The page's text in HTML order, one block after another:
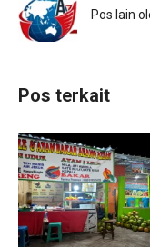
Pos lain
Pos terkait